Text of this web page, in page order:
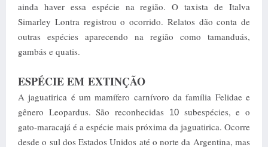
ainda haver essa espécie na região. O taxista de Italva
Simarley Lontra registrou o ocorrido. Relatos dão conta de
outras espécies aparecendo na região como tamanduás,
gambás e quatis.
ESPÉCIE EM EXTINÇÃO
A jaguatirica é um mamífero carnívoro da família Felidae e
gênero Leopardus. São reconhecidas
10subespécies, e o
gato-maracajá é a espécie mais próxima da jaguatirica. Ocorre
desde o sul dos Estados Unidos até o norte da Argentina, mas